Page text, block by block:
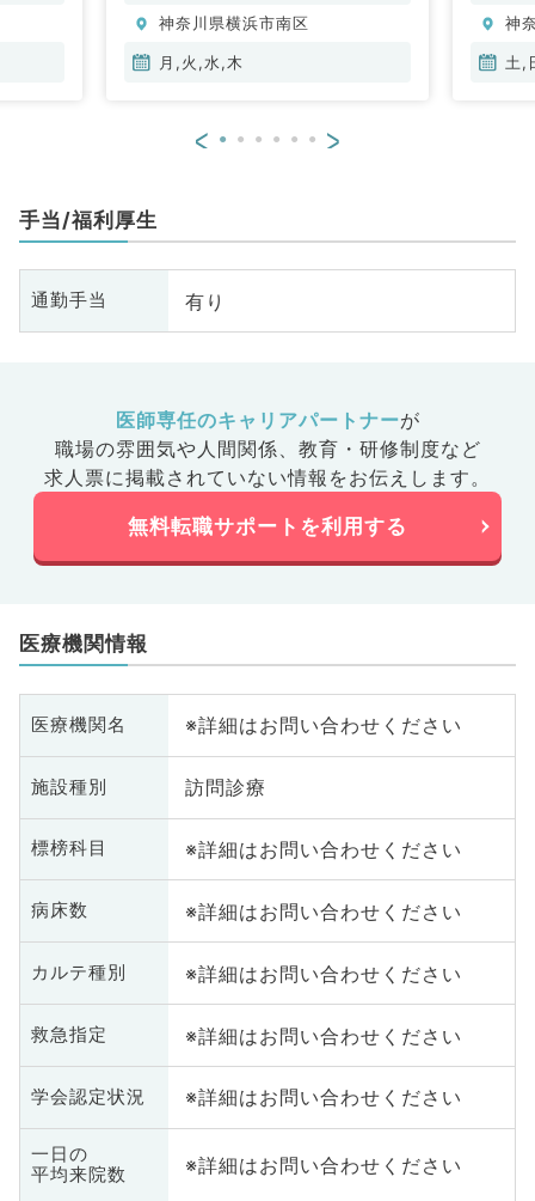
小児外科、泌尿器科、一般内科、
循環器内科、呼吸器内科、消化器
外科、消化器外科、乳腺外科、膠
神奈川県横浜市南区
月,火,水,木
神
土,
< >
手当/福利厚生
通勤手当 有り
医師専任のキャリアパートナーが
職場の雰囲気や人間関係、 教育・研修制度など
求人票に掲載されていない情報をお伝えします。
無料転職サポートを利用する
医療機関情報
医療機関名 ※詳細はお問い合わせください
施設種別 訪問診療
標榜科目 ※詳細はお問い合わせください
病床数 ※詳細はお問い合わせください
カルテ種別 ※詳細はお問い合わせください
救急指定 ※詳細はお問い合わせください
学会認定状況 ※詳細はお問い合わせください
一日の
平均来院数
※詳細はお問い合わせください